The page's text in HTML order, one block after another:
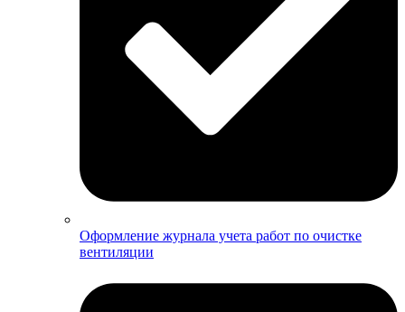
Оформление журнала учета работ по очистке
вентиляции